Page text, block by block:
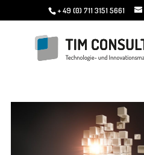
+ 49 (0) 711 3151 5661